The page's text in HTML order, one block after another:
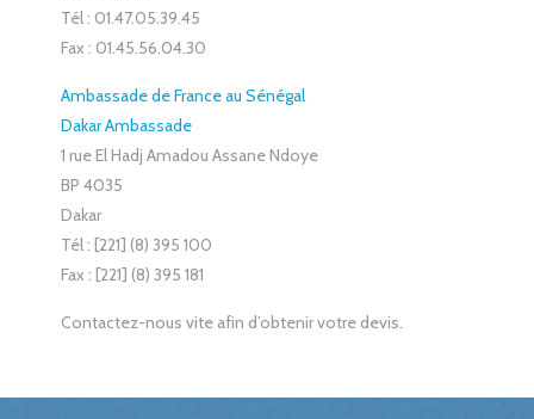
Tél : 01.47.05.39.45
Fax : 01.45.56.04.30
Ambassade de France au Sénégal
Dakar Ambassade
1 rue El Hadj Amadou Assane Ndoye
BP 4035
Dakar
Tél : [221] (8) 395 100
Fax : [221] (8) 395 181
Contactez-nous vite afin d’obtenir votre devis.